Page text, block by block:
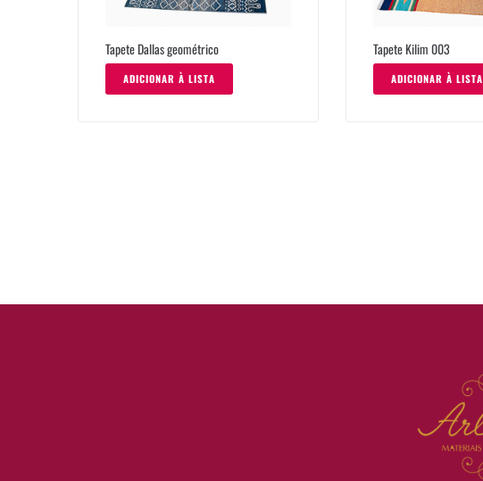
Tapete Dallas geométrico
ADICIONAR À LISTA
Tapete Kilim 003
ADICIONAR À LISTA